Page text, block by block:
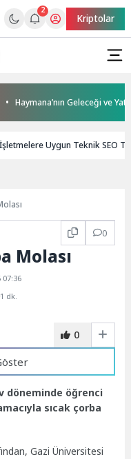
2
Kriptolar
Haymana’nın Geleceği ve
Uygun Teknik SEO
0
Molası
07:36
1 dk.
0
döneminde öğrenci
sıcak çorba
Gazi Üniversitesi